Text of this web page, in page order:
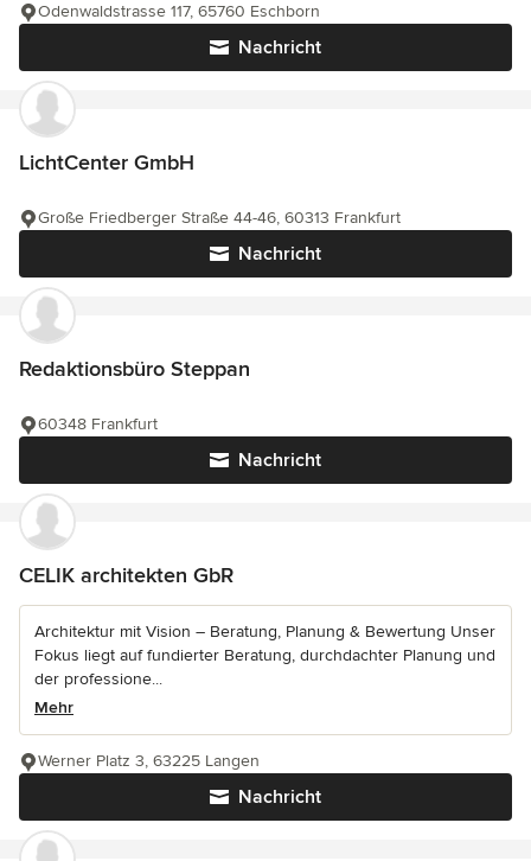
Nachricht
Odenwaldstrasse 117, 65760 Eschborn
LichtCenter GmbH
Nachricht
Große Friedberger Straße 44-46, 60313 Frankfurt
Redaktionsbüro Steppan
Nachricht
60348 Frankfurt
CELIK architekten GbR
Architektur mit Vision – Beratung, Planung & Bewertung Unser
Fokus liegt auf fundierter Beratung, durchdachter Planung und
der professione...
Mehr
Nachricht
Werner Platz 3, 63225 Langen